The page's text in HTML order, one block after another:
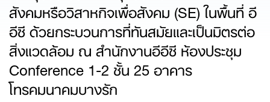
สังคมหรือวิสาหกิจเพื่อสังคม (SE) ในพื้นที่ อี
อีซี ด้วยกระบวนการที่ทันสมัยและเป็นมิตรต่อ
สิ่งแวดล้อม ณ สำนักงานอีอีซี ห้องประชุม
Conference 1-2 ชั้น 25 อาคาร
โทรคมนาคมบางรัก